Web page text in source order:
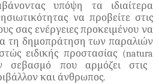
υπόψη τα ιδιαίτερα
να προβείτε στις
σας ενέργειες προκειμένου να
τη δημοπράτηση των παραλιών
ειδικής προστασίας (natura
σεβασμό που αρμόζει στις
και άνθρωπος.